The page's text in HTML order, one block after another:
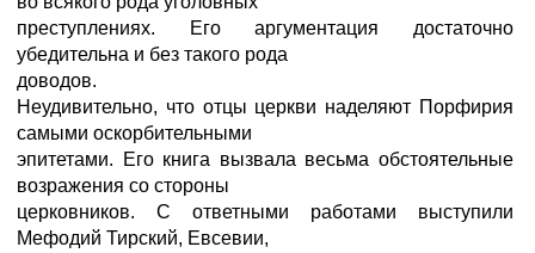
преступлениях. Его аргументация достаточно
убедительна и без такого рода
доводов.
Неудивительно, что отцы церкви наделяют Порфирия
самыми оскорбительными
эпитетами. Его книга вызвала весьма обстоятельные
возражения со стороны
церковников. С ответными работами выступили
Мефодий Тирский, Евсевии,